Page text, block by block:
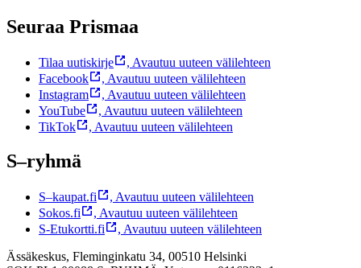
Seuraa Prismaa
Tilaa uutiskirje , Avautuu uuteen välilehteen
Facebook
, Avautuu uuteen välilehteen
Instagram
, Avautuu uuteen välilehteen
YouTube
, Avautuu uuteen välilehteen
TikTok
, Avautuu uuteen välilehteen
S–ryhmä
S–kaupat.fi , Avautuu uuteen välilehteen
Sokos.fi
, Avautuu uuteen välilehteen
S-Etukortti.fi
, Avautuu uuteen välilehteen
Ässäkeskus, Fleminginkatu 34, 00510 Helsinki